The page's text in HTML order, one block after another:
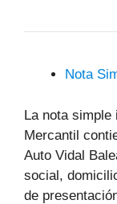
Nota
La nota
Mercantil
Auto Vidal
social,
de